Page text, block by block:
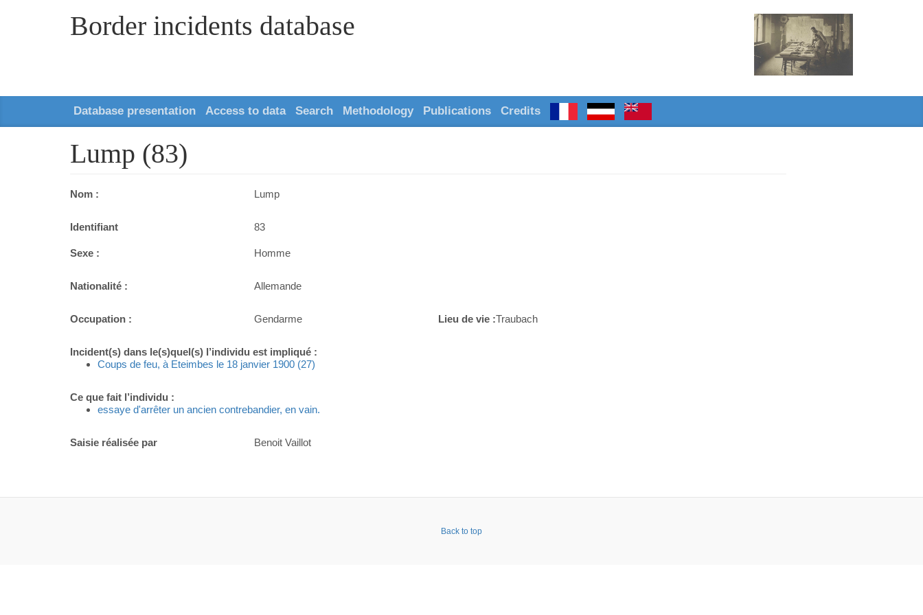
Border incidents database
Database presentation Access to data Search Methodology Publications Credits
Lump (83)
Nom : Lump
Identifiant 83
Sexe : Homme
Nationalité : Allemande
Occupation : Gendarme Lieu de vie :Traubach
Incident(s) dans le(s)quel(s) l’individu est impliqué :
Coups de feu, à Eteimbes le 18 janvier 1900 (27)
Ce que fait l’individu :
essaye d'arrêter un ancien contrebandier, en vain.
Saisie réalisée par Benoit Vaillot
Back to top